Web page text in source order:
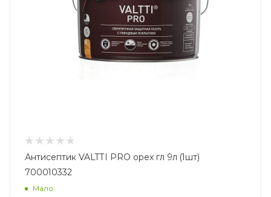
Антисептик VALTTI PRO орех гл 9л (1шт)
700010332
Мало